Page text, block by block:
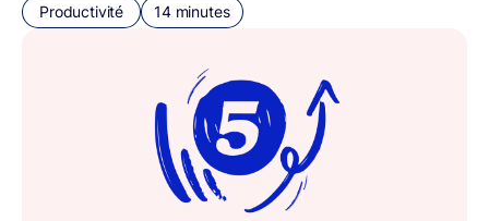
Productivité 14 minutes